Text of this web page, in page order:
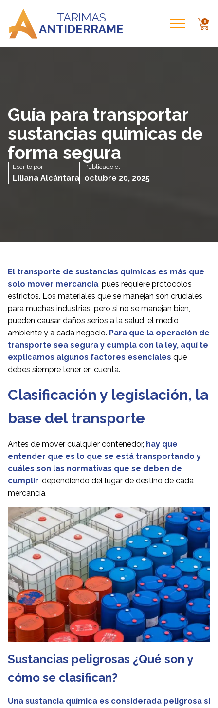
TARIMAS
ANTIDERRAME
0
Guía para transportar
sustancias químicas de
forma segura
Escrito por
Liliana Alcántara
Publicado el
octubre 20, 2025
El transporte de sustancias químicas es más que
solo mover mercancía, pues requiere protocolos
estrictos. Los materiales que se manejan son cruciales
para muchas industrias, pero si no se manejan bien,
pueden causar daños serios a la salud, el medio
ambiente y a cada negocio. Para que la operación de
transporte sea segura y cumpla con la ley, aquí te
explicamos algunos factores esenciales que
debes siempre tener en cuenta.
Clasificación y legislación, la
base del transporte
Antes de mover cualquier contenedor, hay que
entender que es lo que se está transportando y
cuáles son las normativas que se deben de
cumplir, dependiendo del lugar de destino de cada
mercancía.
Sustancias peligrosas ¿Qué son y
cómo se clasifican?
Una sustancia química es considerada peligrosa si